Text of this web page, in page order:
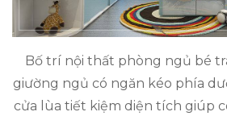
Bố trí nội thất phòng ngủ bé
giường ngủ có ngăn kéo phía
cửa lùa tiết kiệm diện tích giúp